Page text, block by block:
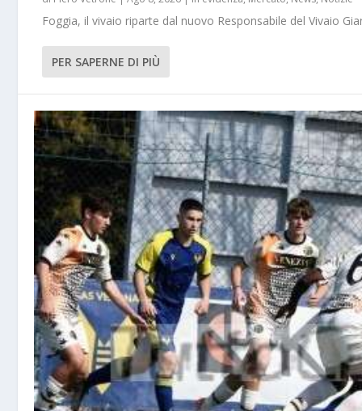
Foggia, il vivaio riparte dal nuovo Responsabile del Vivaio
PER SAPERNE DI PIÙ